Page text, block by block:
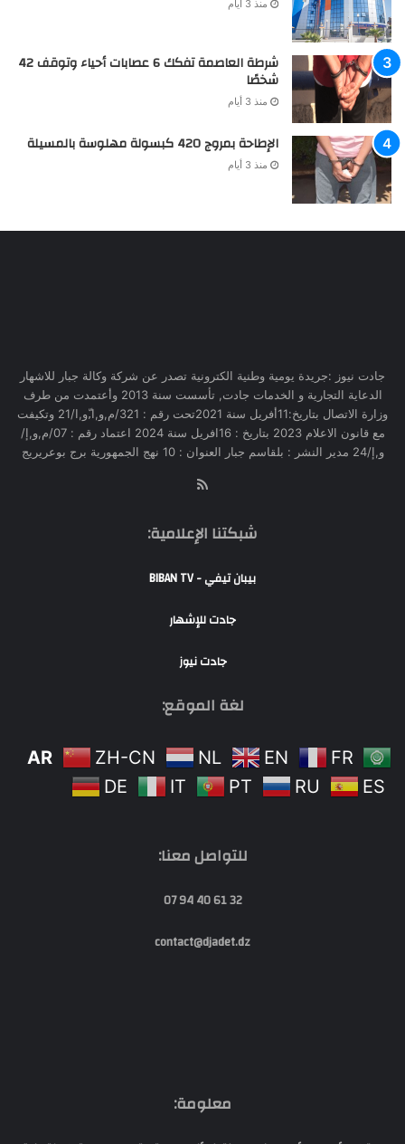
منذ 3 أيام
شرطة العاصمة تفكك 6 عصابات أحياء وتوقف 42
شخصًا
منذ 3 أيام
الإطاحة بمروج 420 كبسولة مهلوسة بالمسيلة
منذ 3 أيام
جادت نيوز :جريدة يومية وطنية الكترونية تصدر عن شركة وكالة جبار للاشهار
الدعاية التجارية و الخدمات جادت, تأسست سنة 2013 وأعتمدت من طرف
وزارة الاتصال بتاريخ:11أفريل سنة 2021تحت رقم : 321/م,و,ا,ّو,ا/21 وتكيفت
مع قانون الاعلام 2023 بتاريخ : 16افريل سنة 2024 اعتماد رقم : 07/م,و,إ/
و,إ/24 مدير النشر : بلقاسم جبار العنوان : 10 نهج الجمهورية برج بوعريريج
شبكتنا الإعلامية:
بيبان تيفي - BIBAN TV
جادت للإشهار
جادت نيوز
لغة الموقع:
AR ZH-CN NL EN
FR
DE
IT PT RU ES
للتواصل معنا:
32 61 40 94 07
contact@djadet.dz
معلومة: